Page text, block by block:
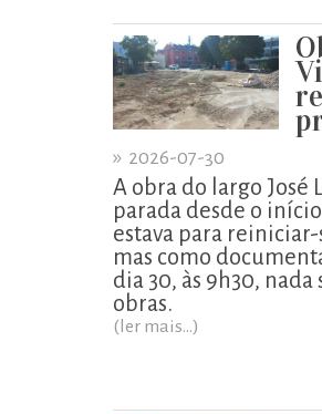
» 2026-07-30
A obra do largo José
parada desde o
estava para
mas como
dia 30, às 9h30, nada
obras.
(ler mais...)